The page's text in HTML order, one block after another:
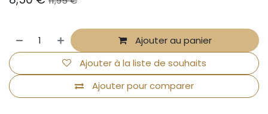
Ajouter au panier
Ajouter pour comparer
Ajouter à la liste de souhaits